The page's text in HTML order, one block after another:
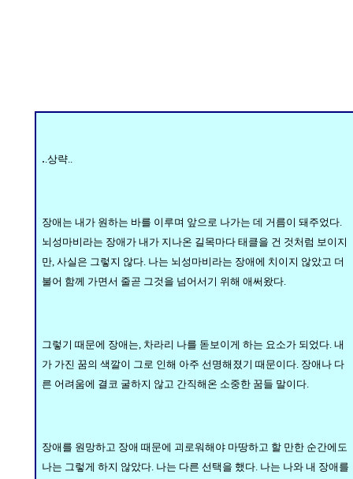
. .상략..
장애는 내가 원하는 바를 이루며 앞으로 나가는 데 거름이 돼주었다.
뇌성마비라는 장애가 내가 지나온 길목마다 태클을 건 것처럼 보이지
만, 사실은 그렇지 않다. 나는 뇌성마비라는 장애에 치이지 않았고 더
불어 함께 가면서 줄곧 그것을 넘어서기 위해 애써왔다.
그렇기 때문에 장애는, 차라리 나를 돋보이게 하는 요소가 되었다. 내
가 가진 꿈의 색깔이 그로 인해 아주 선명해졌기 때문이다. 장애나 다
른 어려움에 결코 굴하지 않고 간직해온 소중한 꿈들 말이다.
장애를 원망하고 장애 때문에 괴로워해야 마땅하고 할 만한 순간에도
나는 그렇게 하지 않았다. 나는 다른 선택을 했다. 나는 나와 내 장애를